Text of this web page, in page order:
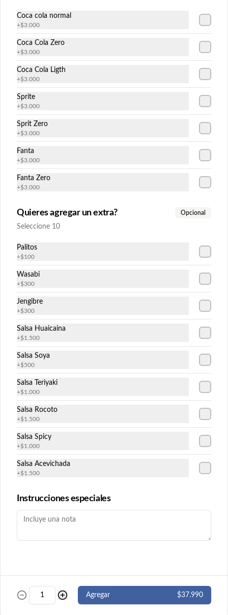
Veggie Avocado
Futomaki
Pepino y queso crema envuelto en nori. 8
$5.500
$5.500
Coca cola normal
+$3.000
Coca Cola Zero
+$3.000
Coca Cola Ligth
+$3.000
Sprite
+$3.000
Sprit Zero
+$3.000
Fanta
+$3.000
Fanta Zero
+$3.000
Quieres agregar un extra? Opcional
Seleccione 10
Palitos
+$100
Wasabi
+$300
Jengibre
+$300
Salsa Huaicaina
+$1.500
Salsa Soya
+$500
Salsa Teriyaki
+$1.000
Salsa Rocoto
+$1.500
Salsa Spicy
+$1.000
Salsa Acevichada
+$1.500
Instrucciones especiales
Agregar $37.990